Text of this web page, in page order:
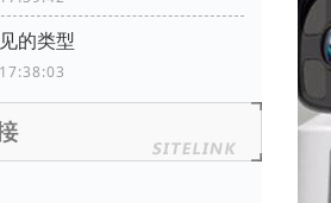
的类型